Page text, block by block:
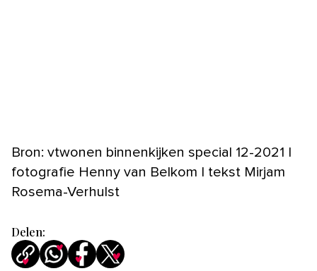
Bron: vtwonen binnenkijken special 12-2021 |
fotografie Henny van Belkom | tekst Mirjam
Rosema-Verhulst
Delen: